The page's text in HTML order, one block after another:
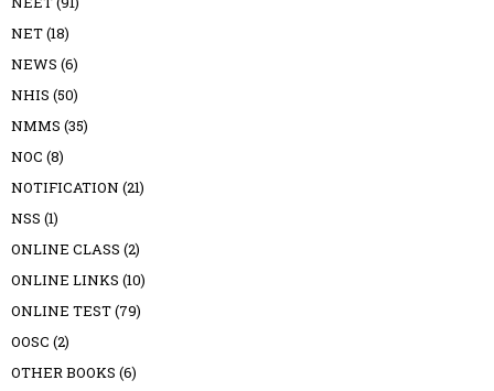
NET(18)
NEWS (6)
NHIS (50)
NMMS (35)
NOC (8)
NOTIFICATION (21)
NSS (1)
ONLINE CLASS (2)
ONLINE LINKS (10)
ONLINE TEST(79)
OOSC (2)
OTHER BOOKS (6)